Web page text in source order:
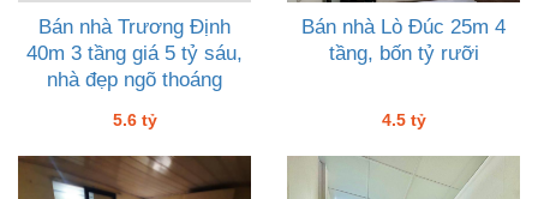
kiếm
Đăng
nhập
Bán nhà Trương Định
40m 3 tầng giá 5 tỷ sáu,
nhà đẹp ngõ thoáng
5.6 tỷ
Bán nhà Lò Đúc 25m 4
tầng, bốn tỷ rưỡi
4.5 tỷ